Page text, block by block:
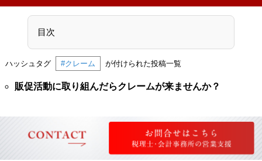
目次
ハッシュタグ #クレーム が付けられた投稿一覧
販促活動に取り組んだらクレームが来ませんか？